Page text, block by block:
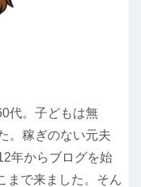
代。子どもは無
。稼ぎのない元夫
年からブログを始
まで来ました。そん